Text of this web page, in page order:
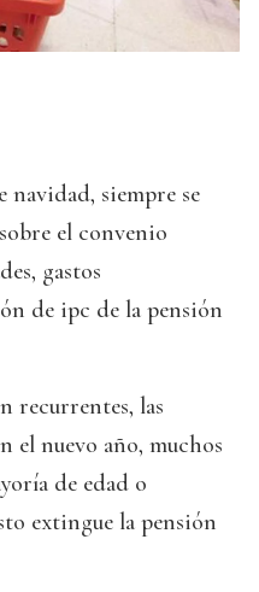
navidad, siempre se
el convenio
gastos
de ipc de la pensión
recurrentes, las
el nuevo año, muchos
de edad o
extingue la pensión